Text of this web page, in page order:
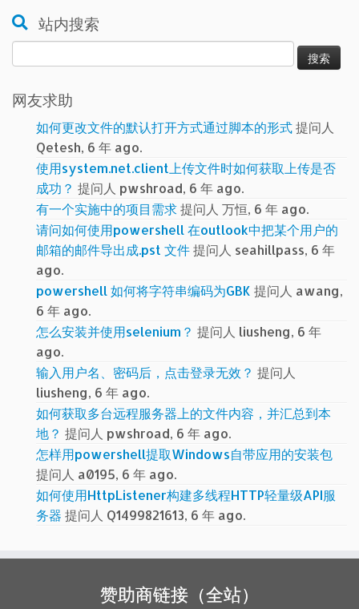
站内搜索
索：
网友求助
如何更改文件的默认打开方式通过脚本的形式提问人
Qetesh, 6 年 ago.
使用system.net.client上传文件时如何获取上传是否
成功？ 提问人 pwshroad, 6 年 ago.
有一个实施中的项目需求提问人 万恒, 6 年 ago.
请问如何使用powershell 在outlook中把某个用户的
邮箱的邮件导出成.pst 文件提问人 seahillpass, 6 年
ago.
powershell 如何将字符串编码为GBK 提问人 awang,
6 年 ago.
怎么安装并使用selenium？ 提问人 liusheng, 6 年
ago.
输入用户名、密码后，点击登录无效？ 提问人
liusheng, 6 年 ago.
如何获取多台远程服务器上的文件内容，并汇总到本
地？ 提问人 pwshroad, 6 年 ago.
怎样用powershell提取Windows自带应用的安装包
提问人 a0195, 6 年 ago.
如何使用HttpListener构建多线程HTTP轻量级API服
务器 提问人 Q1499821613, 6 年 ago.
赞助商链接（全站）